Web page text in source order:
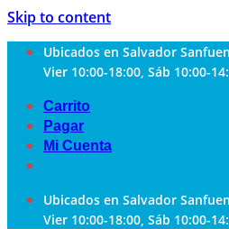
Skip to content
Ubicados en Salvador
Vier 10:00-18:00, Sáb 10:00-
Carrito
Pagar
Mi Cuenta
Ubicados en Salvador
Vier 10:00-18:00, Sáb 10:00-